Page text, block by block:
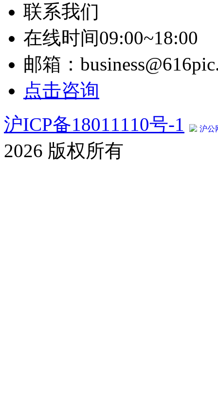
联系我们
在线时间09:00~18:00
邮箱：
点击咨询
沪ICP备18011110号-1
沪公
2026 版权所有